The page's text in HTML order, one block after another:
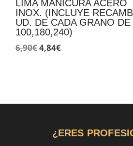
LIMA MANICURA ACERO
INOX. (INCLUYE
UD. DE CADA GRANO DE
100,180,240)
6,90€El
4,84€El
¿ERES